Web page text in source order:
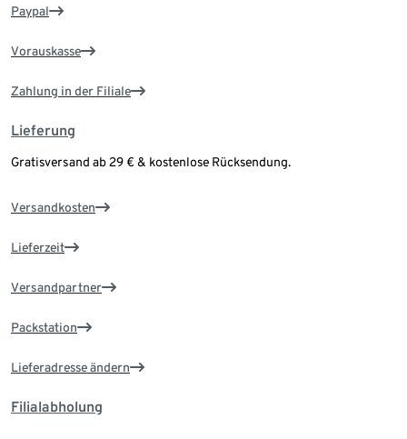
Paypal
Vorauskasse
Zahlung in der Filiale
Lieferung
Gratisversand ab 29 € & kostenlose Rücksendung.
Versandkosten
Lieferzeit
Versandpartner
Packstation
Lieferadresse ändern
Filialabholung